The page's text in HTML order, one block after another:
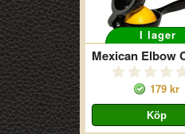
I lager
179 kr